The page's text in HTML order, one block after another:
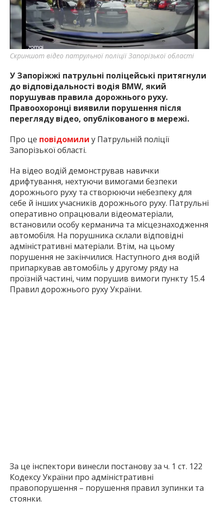
найважливішу інформацію про події
міста Запоріжжя та області.
Скриншот відео патрульної поліції Запорізької області
У Запоріжжі патрульні поліцейські притягнули
до відповідальності водія BMW, який
порушував правила дорожнього руху.
Правоохоронці виявили порушення після
перегляду відео, опублікованого в мережі.
Про це повідомили у Патрульній поліції
Запорізької області.
На відео водій демонстрував навички
дрифтування, нехтуючи вимогами безпеки
дорожнього руху та створюючи небезпеку для
себе й інших учасників дорожнього руху. Патрульні
оперативно опрацювали відеоматеріали,
встановили особу керманича та місцезнаходження
автомобіля. На порушника склали відповідні
адміністративні матеріали. Втім, на цьому
порушення не закінчилися. Наступного дня водій
припаркував автомобіль у другому ряду на
проїзній частині, чим порушив вимоги пункту 15.4
Правил дорожнього руху України.
За це інспектори винесли постанову за ч. 1 ст. 122
Кодексу України про адміністративні
правопорушення – порушення правил зупинки та
стоянки.